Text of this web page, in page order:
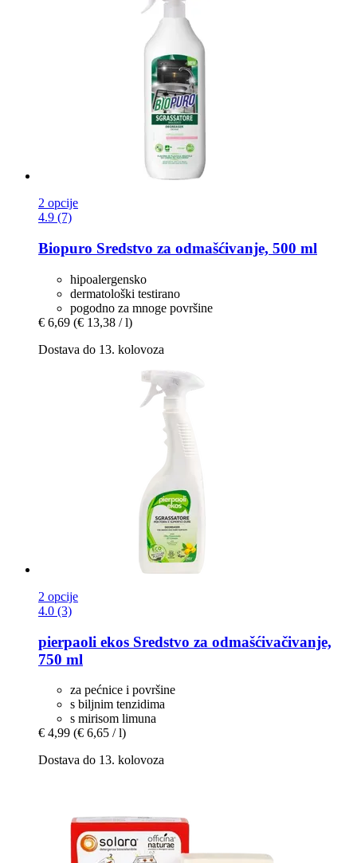
2 opcije
4.9 (7)
Biopuro Sredstvo za odmašćivanje, 500 ml
hipoalergensko
dermatološki testirano
pogodno za mnoge površine
€ 6,69 (€ 13,38 / l)
Dostava do 13. kolovoza
2 opcije
4.0 (3)
pierpaoli ekos Sredstvo za odmašćivačivanje,
750 ml
za pećnice i površine
s biljnim tenzidima
s mirisom limuna
€ 4,99 (€ 6,65 / l)
Dostava do 13. kolovoza